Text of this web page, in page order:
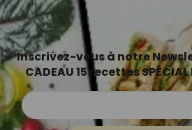
Inscrivez-vous à notre
CADEAU 15 recettes SPÉCIAL